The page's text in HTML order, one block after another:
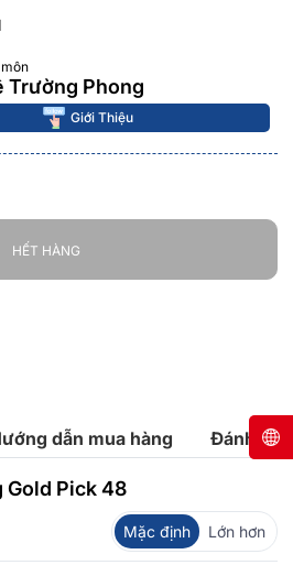
Trường Phong
Giới Thiệu
HẾT HÀNG
dẫn mua hàng Đánh giá
Gold Pick 48
Mặc định Lớn hơn